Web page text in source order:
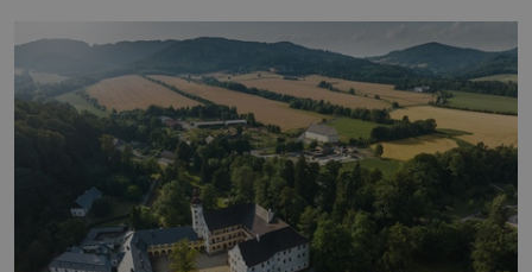
Je to opravdu tak, s věkem jako kdyby se paměť
rozhodla stávkovat. Cvičte